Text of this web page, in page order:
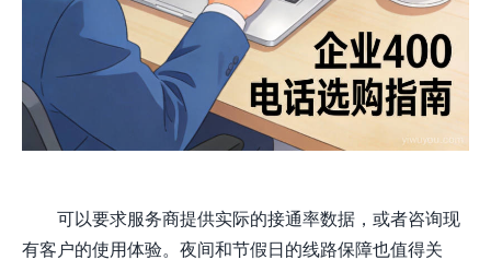
可以要求服务商提供实际的接通率数据，或者咨询现
有客户的使用体验。夜间和节假日的线路保障也值得关